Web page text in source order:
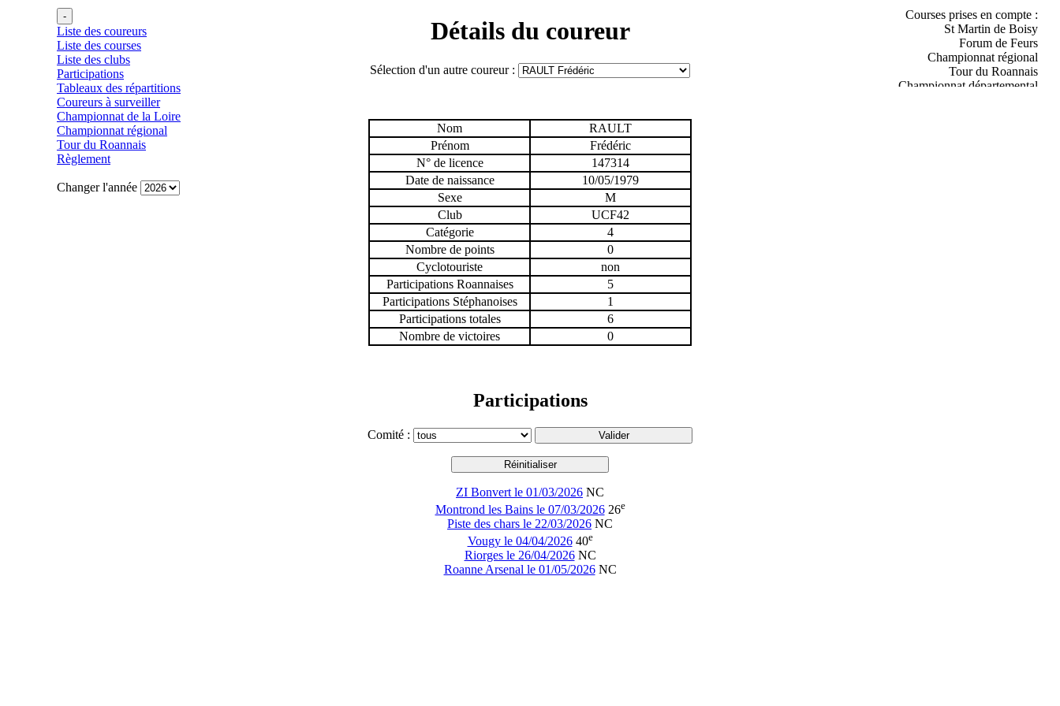
Liste des coureurs
Liste des courses
Liste des clubs
Participations
Tableaux des répartitions
Coureurs à surveiller
Championnat de la Loire
Championnat régional
Tour du Roannais
Règlement
Changer l'année
Détails du coureur
Sélection d'un autre coureur :
Nom
RAULT
Prénom
Frédéric
N° de licence
147314
Date de naissance
10/05/1979
Sexe
M
Club
UCF42
Catégorie
4
Nombre de points
0
Cyclotouriste
non
Participations Roannaises
5
Participations Stéphanoises
1
Participations totales
6
Nombre de victoires
0
Participations
Comité :
ZI Bonvert le 01/03/2026 NC
Montrond les Bains le 07/03/202626e
Piste des chars le 22/03/2026 NC
Vougy le 04/04/202640e
Riorges le 26/04/2026NC
Roanne Arsenal le 01/05/2026NC
Courses prises en compte :
St Martin de Boisy
Forum de Feurs
Championnat régional
Tour du Roannais
Championnat départemental